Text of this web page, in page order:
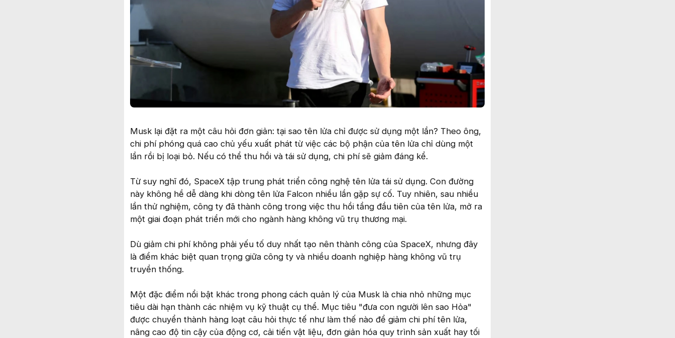
Musk lại đặt ra một câu hỏi đơn giản: tại sao tên lửa chỉ được sử dụng một lần? Theo ông,
chi phí phóng quá cao chủ yếu xuất phát từ việc các bộ phận của tên lửa chỉ dùng một
lần rồi bị loại bỏ. Nếu có thể thu hồi và tái sử dụng, chi phí sẽ giảm đáng kể.
Từ suy nghĩ đó, SpaceX tập trung phát triển công nghệ tên lửa tái sử dụng. Con đường
này không hề dễ dàng khi dòng tên lửa Falcon nhiều lần gặp sự cố. Tuy nhiên, sau nhiều
lần thử nghiệm, công ty đã thành công trong việc thu hồi tầng đầu tiên của tên lửa, mở ra
một giai đoạn phát triển mới cho ngành hàng không vũ trụ thương mại.
Dù giảm chi phí không phải yếu tố duy nhất tạo nên thành công của SpaceX, nhưng đây
là điểm khác biệt quan trọng giữa công ty và nhiều doanh nghiệp hàng không vũ trụ
truyền thống.
Một đặc điểm nổi bật khác trong phong cách quản lý của Musk là chia nhỏ những mục
tiêu dài hạn thành các nhiệm vụ kỹ thuật cụ thể. Mục tiêu "đưa con người lên sao Hỏa"
được chuyển thành hàng loạt câu hỏi thực tế như làm thế nào để giảm chi phí tên lửa,
nâng cao độ tin cậy của động cơ, cải tiến vật liệu, đơn giản hóa quy trình sản xuất hay tối